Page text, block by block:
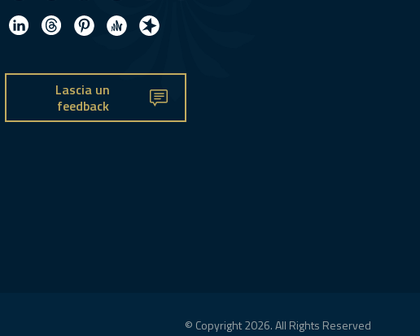
Lascia un
feedback
© Copyright 2026. All Rights Reserved